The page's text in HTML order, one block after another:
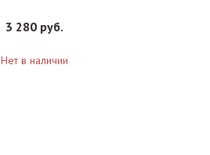
3 280 руб.
Нет в наличии